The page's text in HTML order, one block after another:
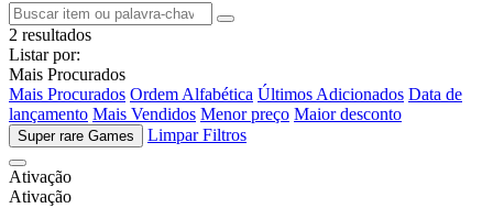
2 resultados
Listar por:
Mais Procurados
Mais Procurados Ordem Alfabética Últimos Adicionados Data de
lançamento Mais Vendidos Menor preço Maior desconto
Super rare Games Limpar Filtros
Ativação
Ativação